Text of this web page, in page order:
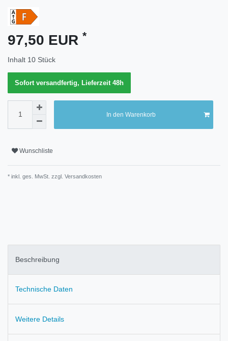
Merkmal
97,50 EUR *
Inhalt 10 Stück
Sofort versandfertig, Lieferzeit 48h
In den Warenkorb
Wunschliste
* inkl. ges. MwSt. zzgl. Versandkosten
Beschreibung
Technische Daten
Weitere Details